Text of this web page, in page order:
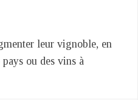
leur vignoble, en
ou des vins à